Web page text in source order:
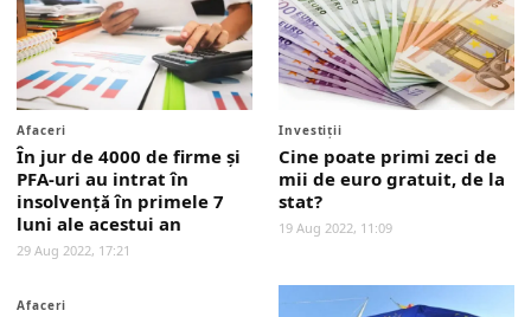
Afaceri
În jur de 4000 de firme și
PFA-uri au intrat în
insolvență în primele 7
luni ale acestui an
29 Aug 2022, 17:21
Investiții
Cine poate primi zeci de
mii de euro gratuit, de la
stat?
19 Aug 2022, 11:09
Afaceri